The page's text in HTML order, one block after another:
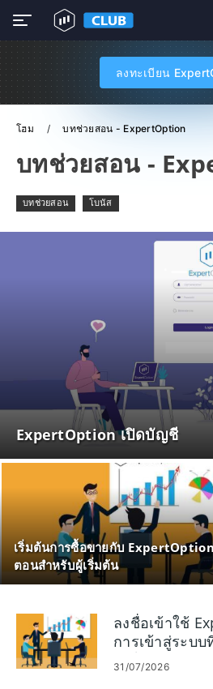
ลงทะเบียน
โฮม บทช่วยสอน - ExpertOption
บทช่วยสอน -
บทช่วยสอน โบนัส
ExpertOption เปิดบัญชี
เริ่มต้นการซื้อขายกับ
ตอนสำหรับผู้เริ่มต้น
ลงชื่อเข้าใช้
การเข้าสู่ระบ
แก้ไขปัญหา
31/07/2026